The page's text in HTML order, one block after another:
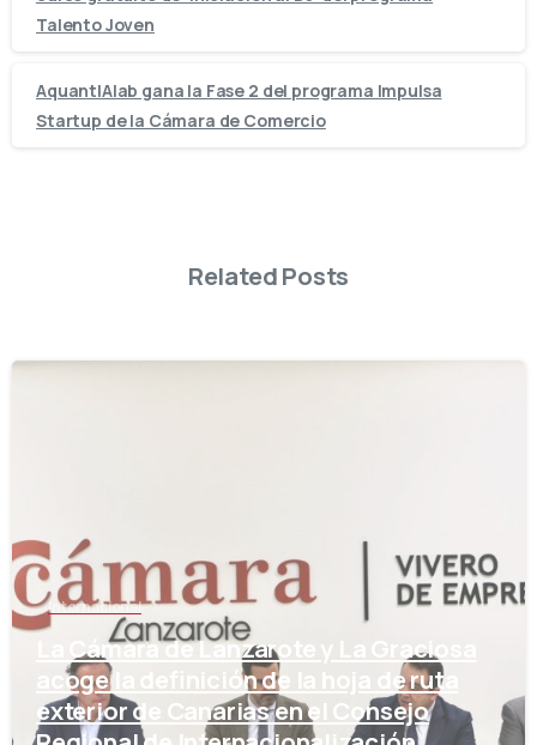
Talento Joven
AquantIAlab gana la Fase 2 del programa Impulsa
Startup de la Cámara de Comercio
Related Posts
Internacional
La Cámara de Lanzarote y La Graciosa
acoge la definición de la hoja de ruta
exterior de Canarias en el Consejo